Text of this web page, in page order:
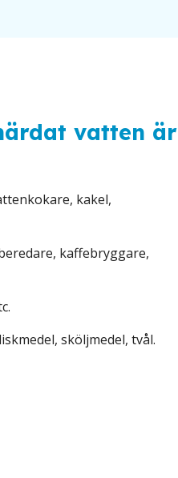
vatten är
kakel,
kaffebryggare,
sköljmedel, tvål.